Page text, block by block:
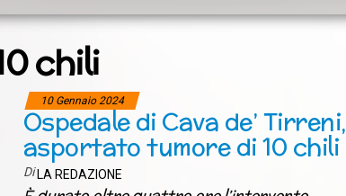
chili
10 Gennaio 2024
Ospedale di Cava de’ Tirreni,
asportato tumore di 10 chili
Di LA REDAZIONE